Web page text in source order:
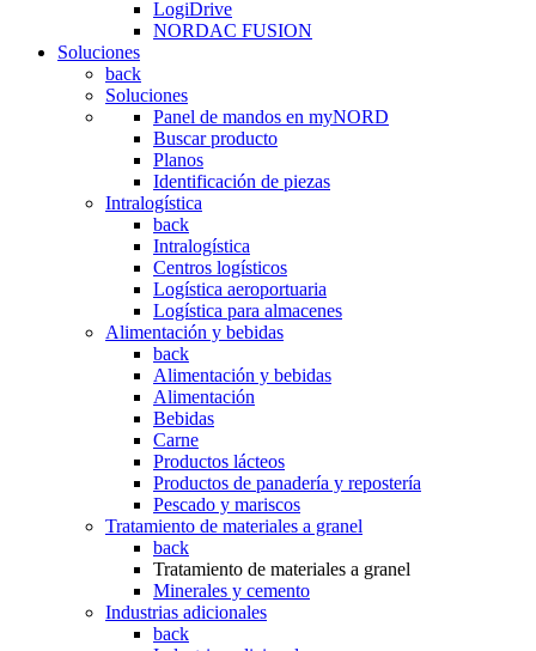
LogiDrive
NORDAC FUSION
Soluciones
back
Soluciones
Panel de mandos en myNORD
Buscar producto
Planos
Identificación de piezas
Intralogística
back
Intralogística
Centros logísticos
Logística aeroportuaria
Logística para almacenes
Alimentación y bebidas
back
Alimentación y bebidas
Alimentación
Bebidas
Carne
Productos lácteos
Productos de panadería y repostería
Pescado y mariscos
Tratamiento de materiales a granel
back
Tratamiento de materiales a granel
Minerales y cemento
Industrias adicionales
back